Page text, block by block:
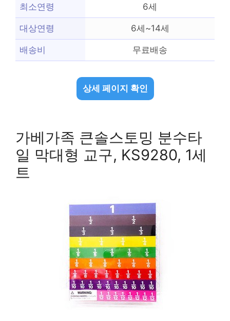
최소연령 6세
대상연령 6세~14세
배송비 무료배송
상세 페이지 확인
가베가족 큰솔스토밍 분수타
일 막대형 교구, KS9280, 1세
트